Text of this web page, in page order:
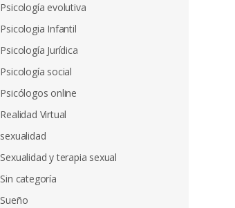
Psicología evolutiva
Psicologia Infantil
Psicología Jurídica
Psicología social
Psicólogos online
Realidad Virtual
sexualidad
Sexualidad y terapia sexual
Sin categoría
Sueño